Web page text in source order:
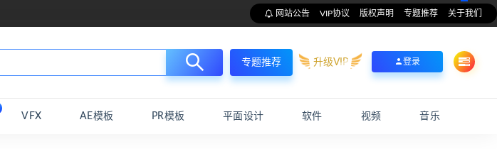
网站公告 VIP协议 版权声明 专题推荐 关于我们
专题推荐 升级VIP 登录
VFX AE模板 PR模板 平面设计 软件 视频 音乐